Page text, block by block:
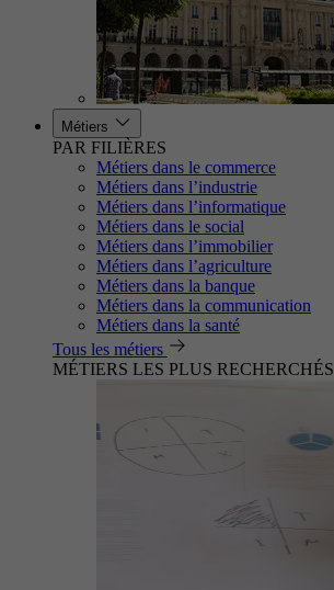
Métiers
PAR FILIÈRES
Métiers dans le commerce
Métiers dans l’industrie
Métiers dans l’informatique
Métiers dans le social
Métiers dans l’immobilier
Métiers dans l’agriculture
Métiers dans la banque
Métiers dans la communication
Métiers dans la santé
Tous les métiers
MÉTIERS LES PLUS RECHERCHÉS